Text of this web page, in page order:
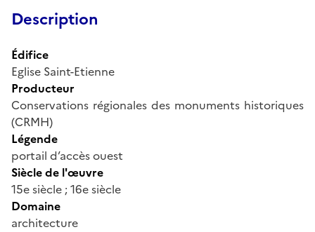
Description
Édifice
Eglise Saint-Etienne
Producteur
Conservations régionales des monuments historiques
(CRMH)
Légende
portail d’accès ouest
Siècle de l'œuvre
15e siècle ; 16e siècle
Domaine
architecture